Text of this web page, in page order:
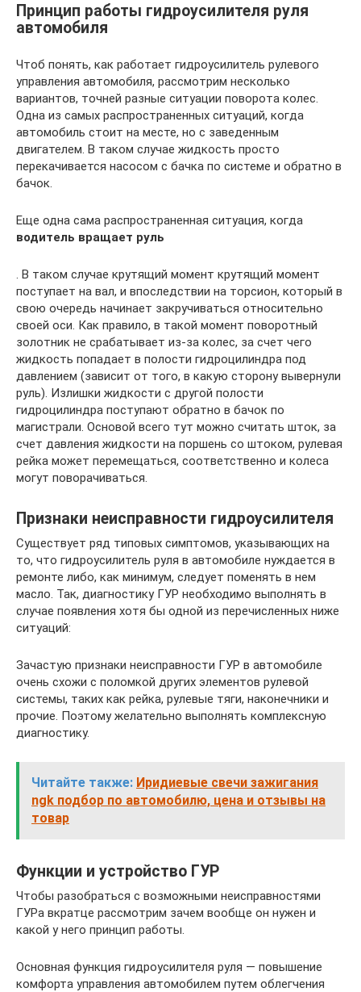
Принцип работы гидроусилителя руля
автомобиля
Чтоб понять, как работает гидроусилитель рулевого
управления автомобиля, рассмотрим несколько
вариантов, точней разные ситуации поворота колес.
Одна из самых распространенных ситуаций, когда
автомобиль стоит на месте, но с заведенным
двигателем. В таком случае жидкость просто
перекачивается насосом с бачка по системе и обратно в
бачок.
Еще одна сама распространенная ситуация, когда
водитель вращает руль
. В таком случае крутящий момент крутящий момент
поступает на вал, и впоследствии на торсион, который в
свою очередь начинает закручиваться относительно
своей оси. Как правило, в такой момент поворотный
золотник не срабатывает из-за колес, за счет чего
жидкость попадает в полости гидроцилиндра под
давлением (зависит от того, в какую сторону вывернули
руль). Излишки жидкости с другой полости
гидроцилиндра поступают обратно в бачок по
магистрали. Основой всего тут можно считать шток, за
счет давления жидкости на поршень со штоком, рулевая
рейка может перемещаться, соответственно и колеса
могут поворачиваться.
Признаки неисправности гидроусилителя
Существует ряд типовых симптомов, указывающих на
то, что гидроусилитель руля в автомобиле нуждается в
ремонте либо, как минимум, следует поменять в нем
масло. Так, диагностику ГУР необходимо выполнять в
случае появления хотя бы одной из перечисленных ниже
ситуаций:
Зачастую признаки неисправности ГУР в автомобиле
очень схожи с поломкой других элементов рулевой
системы, таких как рейка, рулевые тяги, наконечники и
прочие. Поэтому желательно выполнять комплексную
диагностику.
Читайте также: Иридиевые свечи зажигания
ngk подбор по автомобилю, цена и отзывы на
товар
Функции и устройство ГУР
Чтобы разобраться с возможными неисправностями
ГУРа вкратце рассмотрим зачем вообще он нужен и
какой у него принцип работы.
Основная функция гидроусилителя руля — повышение
комфорта управления автомобилем путем облегчения